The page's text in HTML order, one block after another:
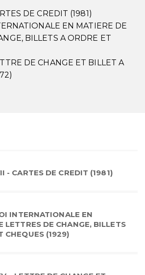
DE CREDIT (1981)
EN MATIERE DE
BILLETS A ORDRE ET
DE CHANGE ET BILLET A
- CARTES DE CREDIT (1981)
INTERNATIONALE EN
LETTRES DE CHANGE, BILLETS
CHEQUES (1929)